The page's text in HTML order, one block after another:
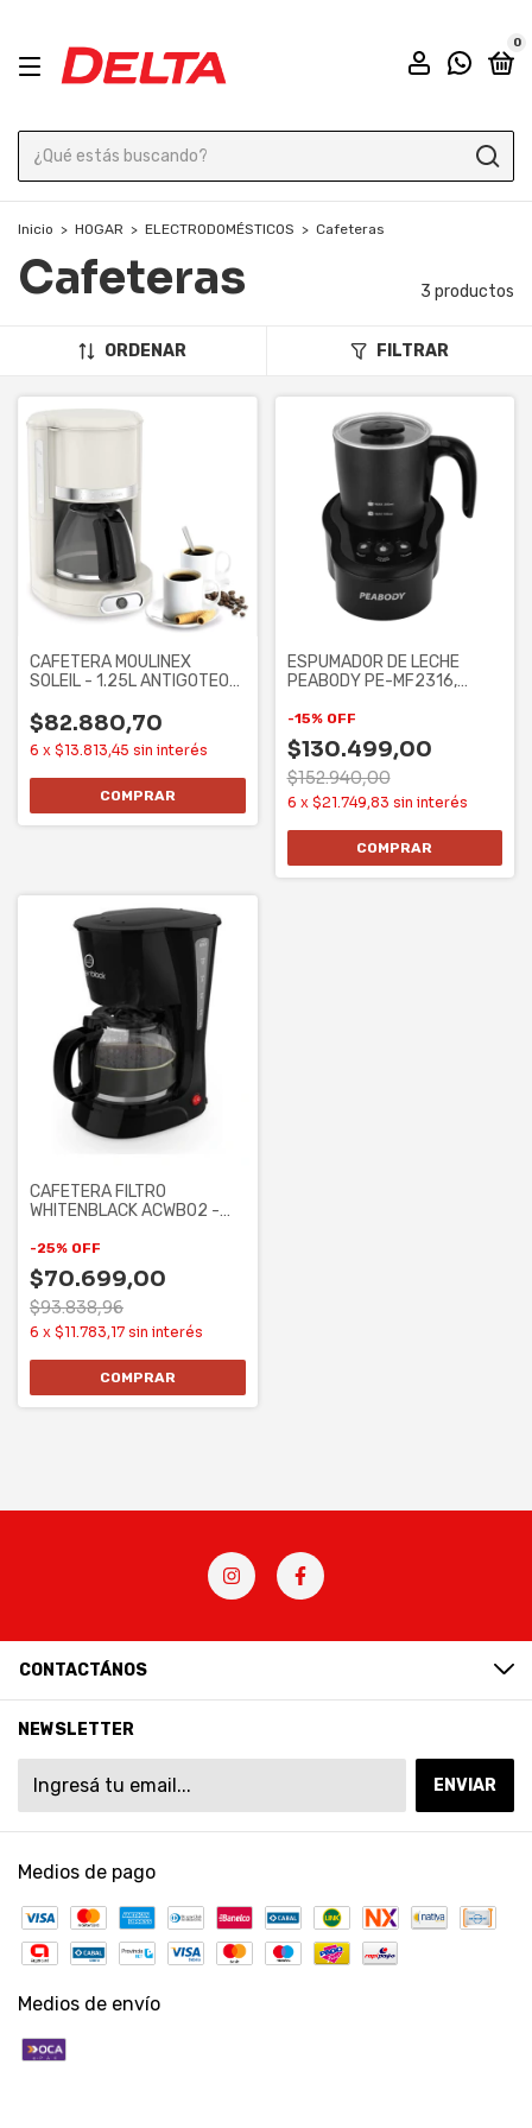
0
Inicio > HOGAR > ELECTRODOMÉSTICOS > Cafeteras
Cafeteras 3 productos
ORDENAR FILTRAR
CAFETERA MOULINEX
SOLEIL - 1.25L ANTIGOTEO
$82.880,70
6 x $13.813,45 sin interés
ESPUMADOR DE LECHE
PEABODY PE-MF2316,
-15% OFF
$130.499,00
$152.940,00
6 x $21.749,83 sin interés
CAFETERA FILTRO
WHITENBLACK ACWB02 -
-25% OFF
$70.699,00
$93.838,96
6 x $11.783,17 sin interés
CONTACTÁNOS
NEWSLETTER
Medios de pago
Medios de envío